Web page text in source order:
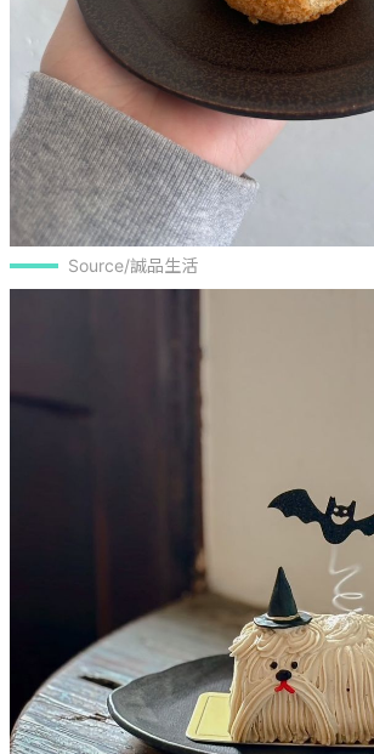
Source/誠品生活